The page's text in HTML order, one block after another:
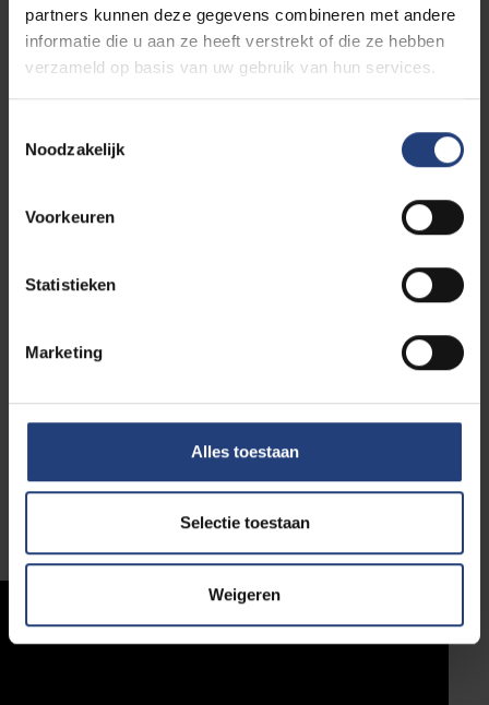
partners kunnen deze gegevens combineren met andere
informatie die u aan ze heeft verstrekt of die ze hebben
verzameld op basis van uw gebruik van hun services.
Noodzakelijk
Voorkeuren
Statistieken
Marketing
Alles toestaan
Selectie toestaan
Weigeren
community van alumni
Een VUB-diploma
levert je niet alleen een sterk
te maken in de wereld. Meer redenen nodig? We
sommen er enkele voor je op.